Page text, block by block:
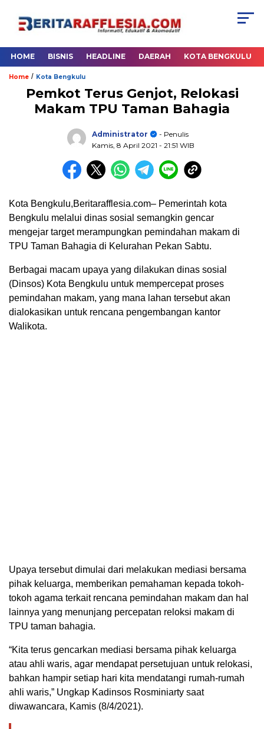
HOME BISNIS HEADLINE DAERAH KOTA BENGKULU
Home / Kota Bengkulu
Pemkot Terus Genjot, Relokasi
Makam TPU Taman Bahagia
Administrator
- Penulis
Kamis, 8 April 2021 - 21:51 WIB
Kota Bengkulu,Beritarafflesia.com– Pemerintah kota
Bengkulu melalui dinas sosial semangkin gencar
mengejar target merampungkan pemindahan makam di
TPU Taman Bahagia di Kelurahan Pekan Sabtu.
Berbagai macam upaya yang dilakukan dinas sosial
(Dinsos) Kota Bengkulu untuk mempercepat proses
pemindahan makam, yang mana lahan tersebut akan
dialokasikan untuk rencana pengembangan kantor
Walikota.
Upaya tersebut dimulai dari melakukan mediasi bersama
pihak keluarga, memberikan pemahaman kepada tokoh-
tokoh agama terkait rencana pemindahan makam dan hal
lainnya yang menunjang percepatan reloksi makam di
TPU taman bahagia.
“Kita terus gencarkan mediasi bersama pihak keluarga
atau ahli waris, agar mendapat persetujuan untuk relokasi,
bahkan hampir setiap hari kita mendatangi rumah-rumah
ahli waris,” Ungkap Kadinsos Rosminiarty saat
diwawancara, Kamis (8/4/2021).